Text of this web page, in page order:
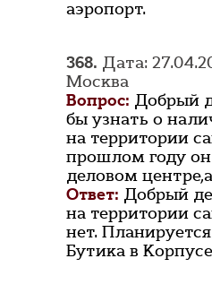
аэропорт.
368. Дата:
Москва
Вопрос: Добрый
бы узнать о
на территории
прошлом году
деловом
Ответ: Добрый
на территории
нет.
Бутика в